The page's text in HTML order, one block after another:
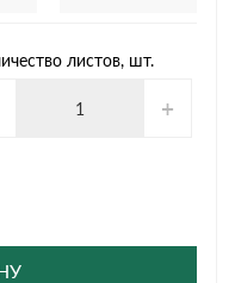
листов, шт.
+